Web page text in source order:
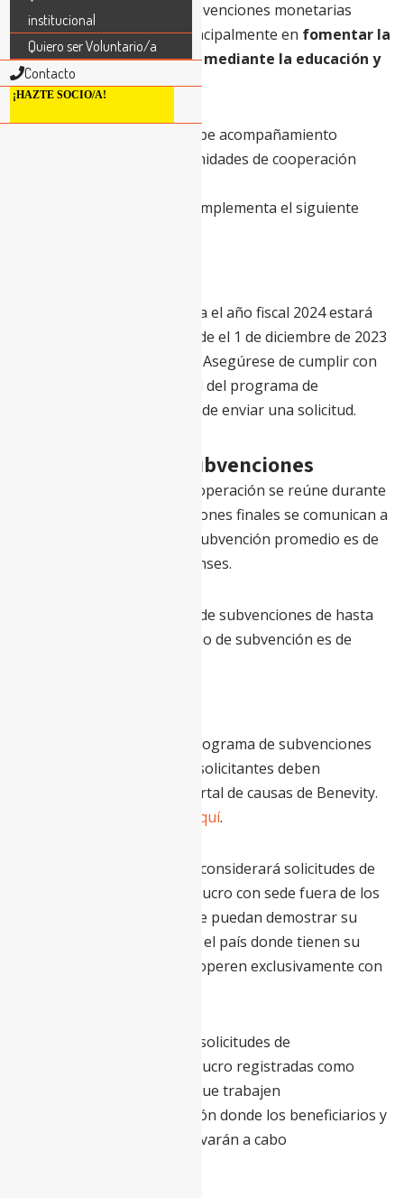
través de asociaciones y subvenciones monetarias
anuales, que se centran principalmente en fomentar la
independencia económica mediante la educación y
el desarrollo económico.
y recibe acompañamiento
especializado sobre oportunidades de cooperación
Para más información complementa el siguiente
El ciclo de subvenciones para el año fiscal 2024 estará
abierto para solicitudes desde el 1 de diciembre de 2023
hasta el 5 de enero de 2024. Asegúrese de cumplir con
los requisitos de elegibilidad del programa de
subvenciones del FMI antes de enviar una solicitud.
Decisiones sobre Subvenciones
El Comité de Revisión de Cooperación se reúne durante
febrero y marzo, y las decisiones finales se comunican a
los solicitantes en abril. La subvención promedio es de
15,000 dólares estadounidenses.
Se considerarán solicitudes de subvenciones de hasta
$25,000; la cantidad promedio de subvención es de
Para ser elegibles para el programa de subvenciones
del FMI, las organizaciones solicitantes deben
establecer un perfil en el portal de causas de Benevity.
aquí.
A nivel internacional, el FMI considerará solicitudes de
organizaciones sin fines de lucro con sede fuera de los
Estados Unidos, siempre que puedan demostrar su
estatus sin fines de lucro en el país donde tienen su
sede y estén organizadas y operen exclusivamente con
El FMI también considerará solicitudes de
organizaciones sin fines de lucro registradas como
501(c)3 en los EE. UU. pero que trabajen
internacionalmente (ubicación donde los beneficiarios y
el proyecto o iniciativa se llevarán a cabo
institucional
Quiero ser Voluntario/a
Contacto
¡HAZTE SOCIO/A!